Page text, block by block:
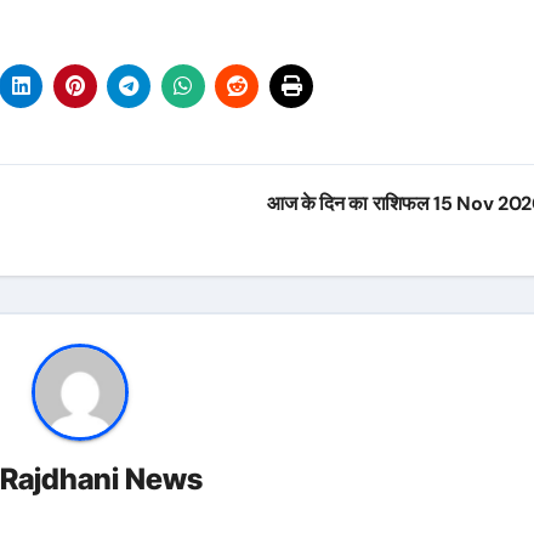
आज के दिन का राशिफल 15 Nov
Rajdhani News